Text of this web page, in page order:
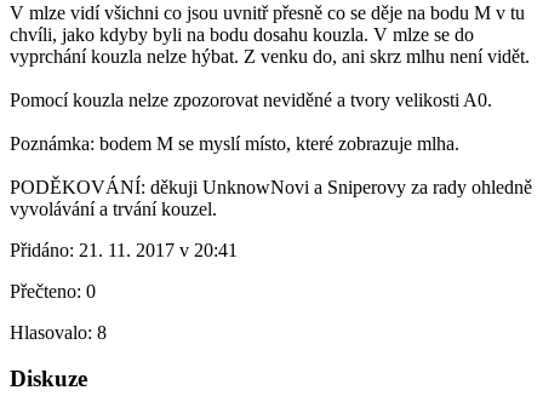
V mlze vidí všichni co jsou uvnitř přesně co se děje na bodu M v tu
chvíli, jako kdyby byli na bodu dosahu kouzla. V mlze se do
vyprchání kouzla nelze hýbat. Z venku do, ani skrz mlhu není vidět.
Pomocí kouzla nelze zpozorovat neviděné a tvory velikosti A0.
Poznámka: bodem M se myslí místo, které zobrazuje mlha.
PODĚKOVÁNÍ: děkuji UnknowNovi a Sniperovy za rady ohledně
vyvolávání a trvání kouzel.
Přidáno: 21. 11. 2017 v 20:41
Přečteno: 0
Hlasovalo: 8
Diskuze